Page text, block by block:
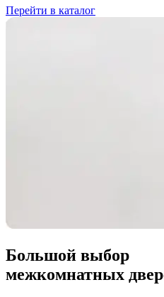
Перейти в каталог
Большой выбор
межкомнатных